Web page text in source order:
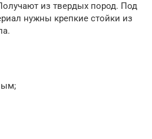
из твердых пород. Под
нужны крепкие стойки из